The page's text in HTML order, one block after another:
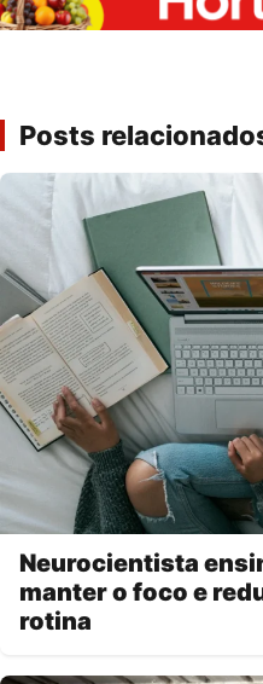
Posts
Neurocientista
manter o foco e
rotina